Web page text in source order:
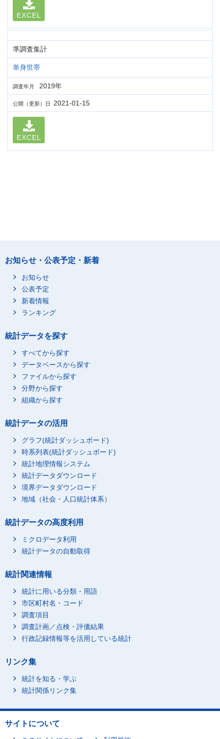
EXCEL
準調査集計
単身世帯
調査年月 2019年
公開（更新）日 2021-01-15
EXCEL
お知らせ・公表予定・新着
お知らせ
公表予定
新着情報
ランキング
統計データを探す
すべてから探す
データベースから探す
ファイルから探す
分野から探す
組織から探す
統計データの活用
グラフ(統計ダッシュボード)
時系列表(統計ダッシュボード)
統計地理情報システム
統計データダウンロード
境界データダウンロード
地域（社会・人口統計体系）
統計データの高度利用
ミクロデータ利用
統計データの自動取得
統計関連情報
統計に用いる分類・用語
市区町村名・コード
調査項目
調査計画／点検・評価結果
行政記録情報等を活用している統計
リンク集
統計を知る・学ぶ
統計関係リンク集
サイトについて